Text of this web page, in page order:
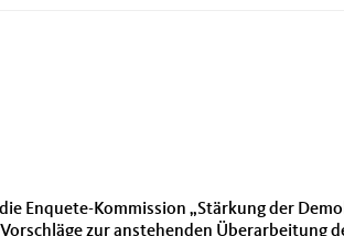
Enquete-Kommission „Stärkung der
zur anstehenden Überarbeitung